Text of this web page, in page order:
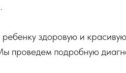
здоровую и
проведем подробную